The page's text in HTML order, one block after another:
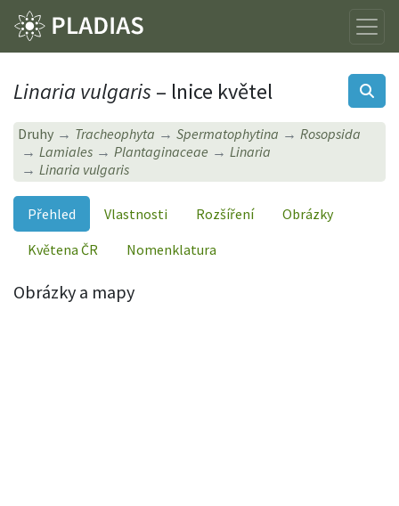
Linaria vulgaris – lnice květel
Druhy Tracheophyta Spermatophytina
Rosopsida
Lamiales
Plantaginaceae
Linaria
Linaria vulgaris
Přehled Vlastnosti Rozšíření
Obrázky
Květena ČR
Nomenklatura
Obrázky a mapy